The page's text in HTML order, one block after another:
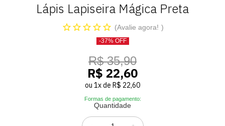
Lápis Lapiseira Mágica Preta
Avalie agora!
-37% OFF
R$ 35,90
R$ 22,60
ou 1xde R$ 22,60
Formas de pagamento:
Quantidade